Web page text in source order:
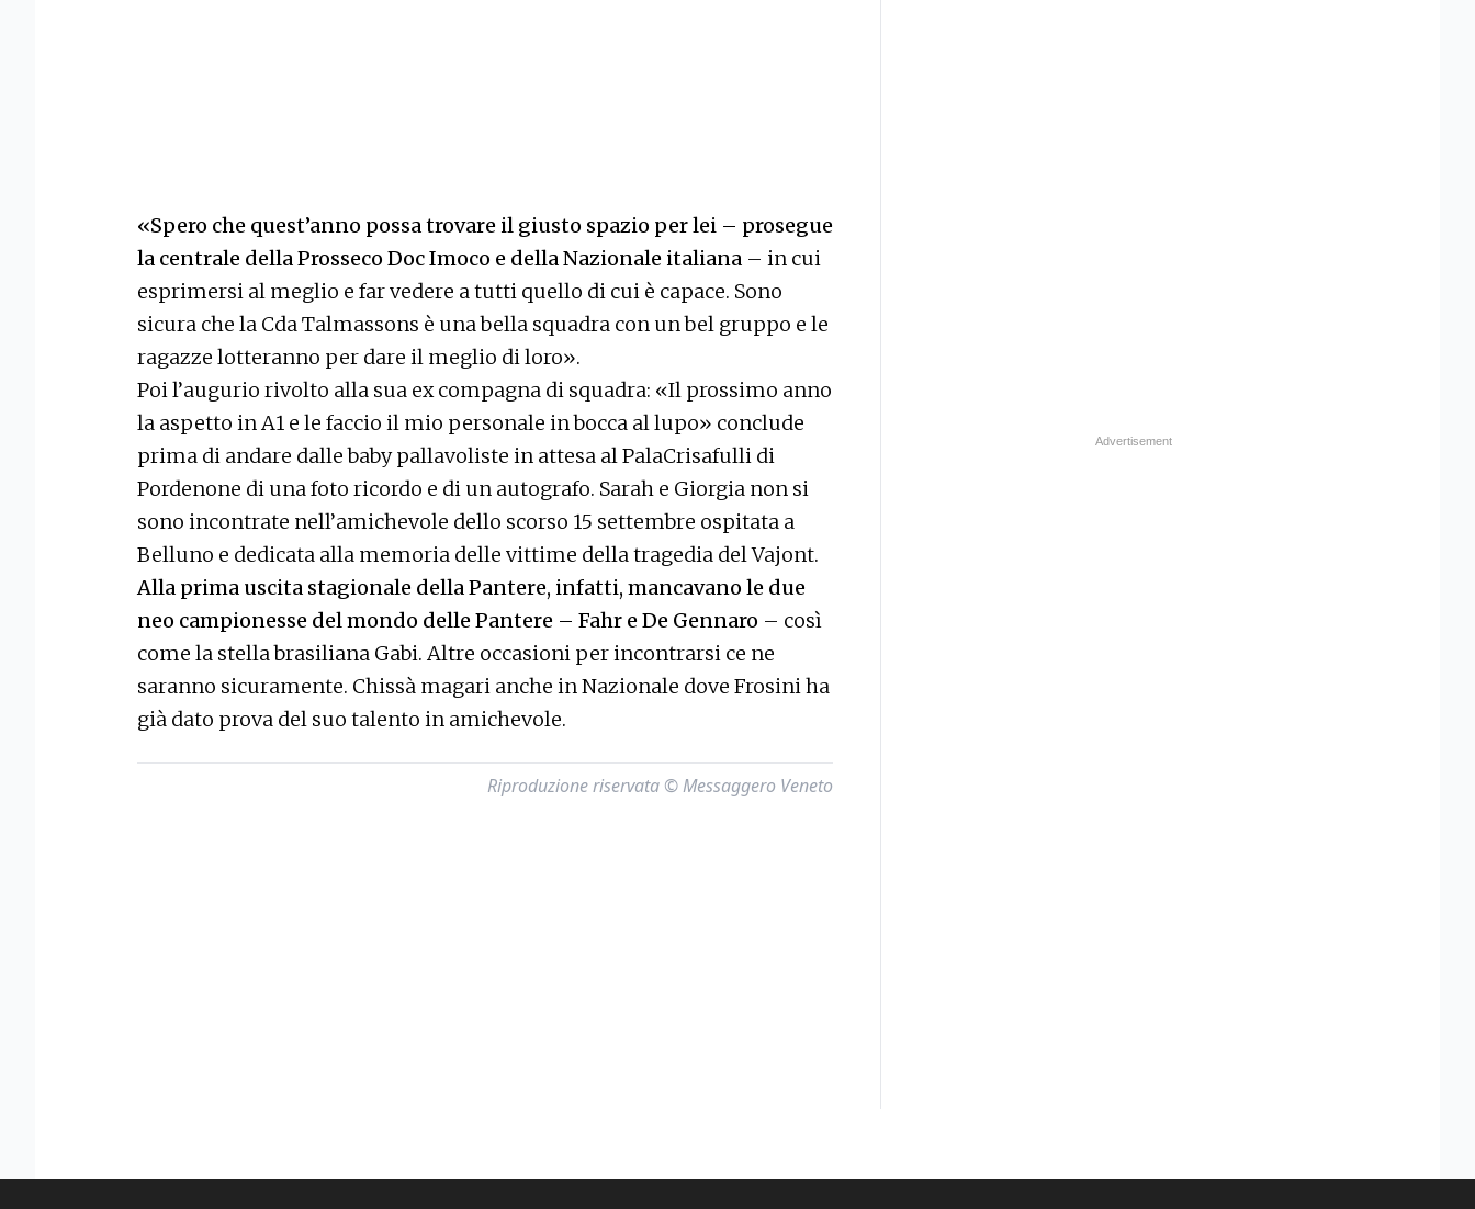
«Spero che quest’anno possa trovare il giusto spazio per lei – prosegue
la centrale della Prosseco Doc Imoco e della Nazionale italiana – in cui
esprimersi al meglio e far vedere a tutti quello di cui è capace. Sono
sicura che la Cda Talmassons è una bella squadra con un bel gruppo e le
ragazze lotteranno per dare il meglio di loro».
Poi l’augurio rivolto alla sua ex compagna di squadra: «Il prossimo anno
la aspetto in A1 e le faccio il mio personale in bocca al lupo» conclude
prima di andare dalle baby pallavoliste in attesa al PalaCrisafulli di
Pordenone di una foto ricordo e di un autografo. Sarah e Giorgia non si
sono incontrate nell’amichevole dello scorso 15 settembre ospitata a
Belluno e dedicata alla memoria delle vittime della tragedia del Vajont.
Alla prima uscita stagionale della Pantere, infatti, mancavano le due
neo campionesse del mondo delle Pantere – Fahr e De Gennaro – così
come la stella brasiliana Gabi. Altre occasioni per incontrarsi ce ne
saranno sicuramente. Chissà magari anche in Nazionale dove Frosini ha
già dato prova del suo talento in amichevole.
Riproduzione riservata © Messaggero Veneto